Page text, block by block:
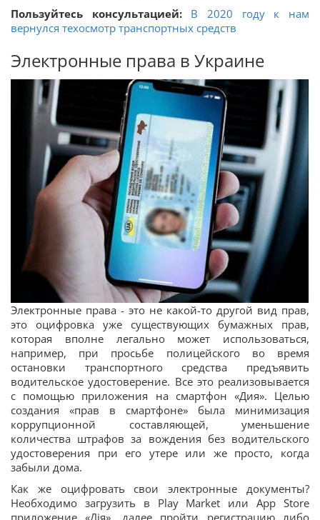
Пользуйтесь консультацией: В 2020 году к нам
вернулся техосмотр транспортных средств
Электронные права в Украине
Электронные права - это не какой-то другой вид прав,
это оцифровка уже существующих бумажных прав,
которая вполне легально может использоваться,
например, при просьбе полицейского во время
остановки транспортного средства предъявить
водительское удостоверение. Все это реализовывается
с помощью приложения на смартфон «Дия». Целью
создания «прав в смартфоне» была минимизация
коррупционной составляющей, уменьшение
количества штрафов за вождения без водительского
удостоверения при его утере или же просто, когда
забыли дома.
Как же оцифровать свои электронные документы?
Необходимо загрузить в Play Market или App Store
приложение «Дія», далее пройти регистрацию либо